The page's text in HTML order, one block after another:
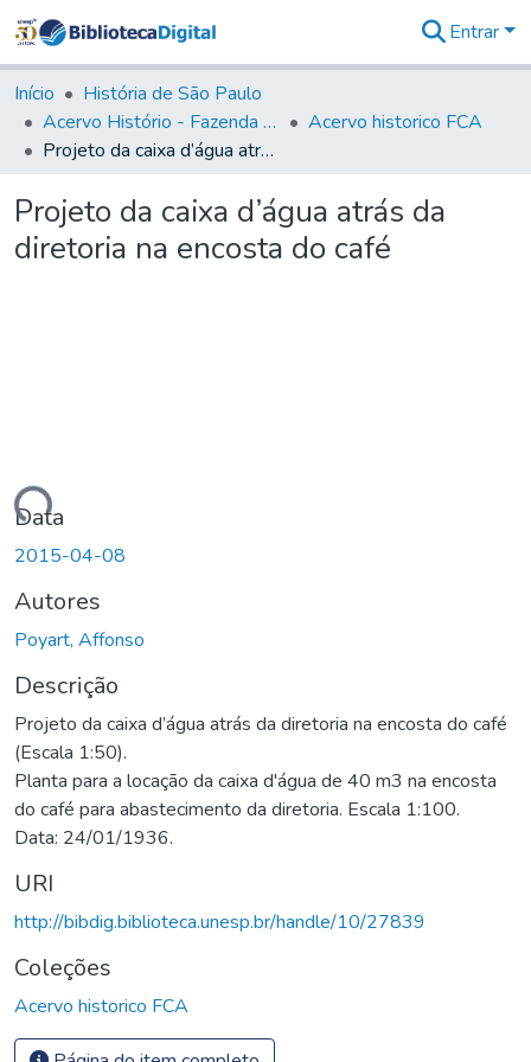
&
Coleções
Tudo na
Biblioteca
Estatísticas
Entrar
Início
História de São Paulo
Acervo Histório - Fazenda Lageado
Acervo historico FCA
Projeto da caixa d’água atrás da diretoria na encosta do café
Projeto da caixa d’água atrás da
diretoria na encosta do café
Data
2015-04-08
Autores
Poyart, Affonso
Descrição
Projeto da caixa d’água atrás da diretoria na encosta do café
(Escala 1:50).
Planta para a locação da caixa d'água de 40 m3 na encosta
do café para abastecimento da diretoria. Escala 1:100.
Data: 24/01/1936.
URI
http://bibdig.biblioteca.unesp.br/handle/10/27839
Coleções
Acervo historico FCA